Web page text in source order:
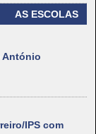
AS ESCOLAS
António
IPS com